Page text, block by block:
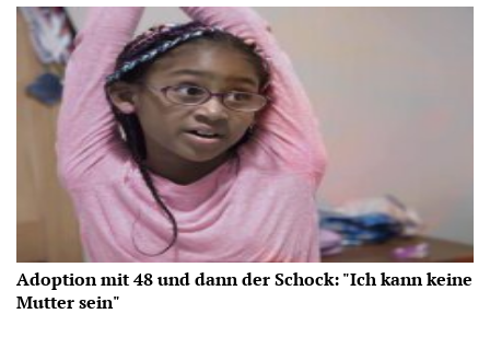
Adoption mit 48 und dann der Schock: "Ich kann keine
Mutter sein"